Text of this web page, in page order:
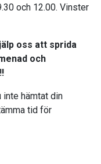
och 12.00. Vinster
oss att sprida
och
inte hämtat din
tid för